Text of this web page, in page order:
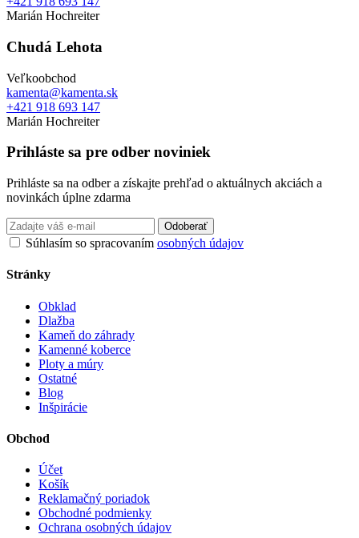
Marián Hochreiter
Chudá Lehota
Veľkoobchod
kamenta@kamenta.sk
+421 918 693 147
Marián Hochreiter
Prihláste sa pre odber noviniek
Prihláste sa na odber a získajte prehľad o aktuálnych akciách a
novinkách úplne zdarma
Odoberať
Súhlasím so spracovaním osobných údajov
Stránky
Obklad
Dlažba
Kameň do záhrady
Kamenné koberce
Ploty a múry
Ostatné
Blog
Inšpirácie
Obchod
Účet
Košík
Reklamačný poriadok
Obchodné podmienky
Ochrana osobných údajov